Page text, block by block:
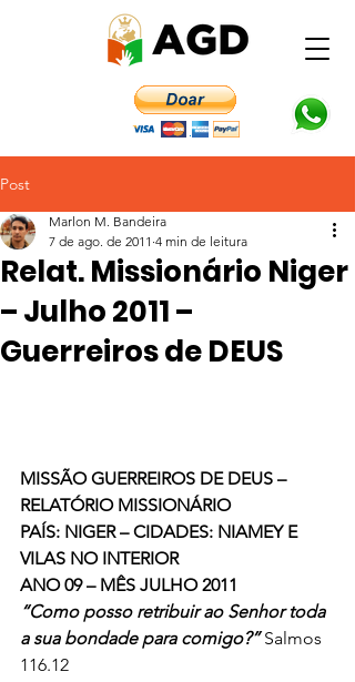
Post
Relat. Missionário Niger
– Julho 2011 –
Guerreiros de DEUS
Marlon M. Bandeira
7 de ago. de 2011 4 min de leitura
MISSÃO GUERREIROS DE DEUS –
RELATÓRIO MISSIONÁRIO
PAÍS: NIGER – CIDADES: NIAMEY E
VILAS NO INTERIOR
ANO 09 – MÊS JULHO 2011
“Como posso retribuir ao Senhor toda
a sua bondade para comigo?” Salmos
116.12